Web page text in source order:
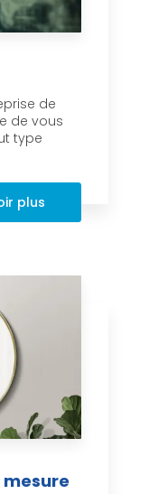
de
de vous
type
plus